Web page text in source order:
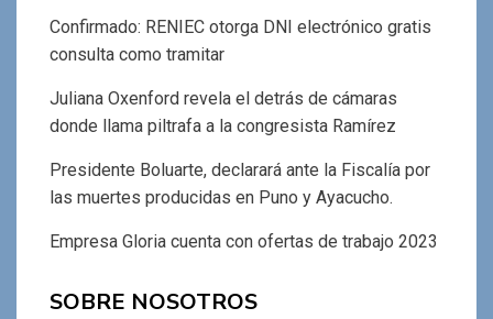
Confirmado: RENIEC otorga DNI electrónico gratis
consulta como tramitar
Juliana Oxenford revela el detrás de cámaras
donde llama piltrafa a la congresista Ramírez
Presidente Boluarte, declarará ante la Fiscalía por
las muertes producidas en Puno y Ayacucho.
Empresa Gloria cuenta con ofertas de trabajo 2023
SOBRE NOSOTROS